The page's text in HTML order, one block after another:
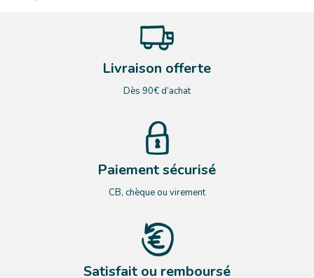
Livraison offerte
Dès 90€ d’achat
Paiement sécurisé
CB, chèque ou virement
Satisfait ou remboursé